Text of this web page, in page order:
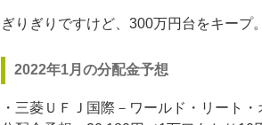
ぎりぎりですけど、300万円台をキープ。
2022年1月の分配金予想
・三菱ＵＦＪ国際－ワールド・リート・